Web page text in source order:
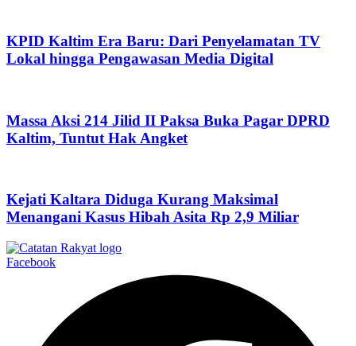
KPID Kaltim Era Baru: Dari Penyelamatan TV
Lokal hingga Pengawasan Media Digital
Massa Aksi 214 Jilid II Paksa Buka Pagar DPRD
Kaltim, Tuntut Hak Angket
Kejati Kaltara Diduga Kurang Maksimal
Menangani Kasus Hibah Asita Rp 2,9 Miliar
Facebook